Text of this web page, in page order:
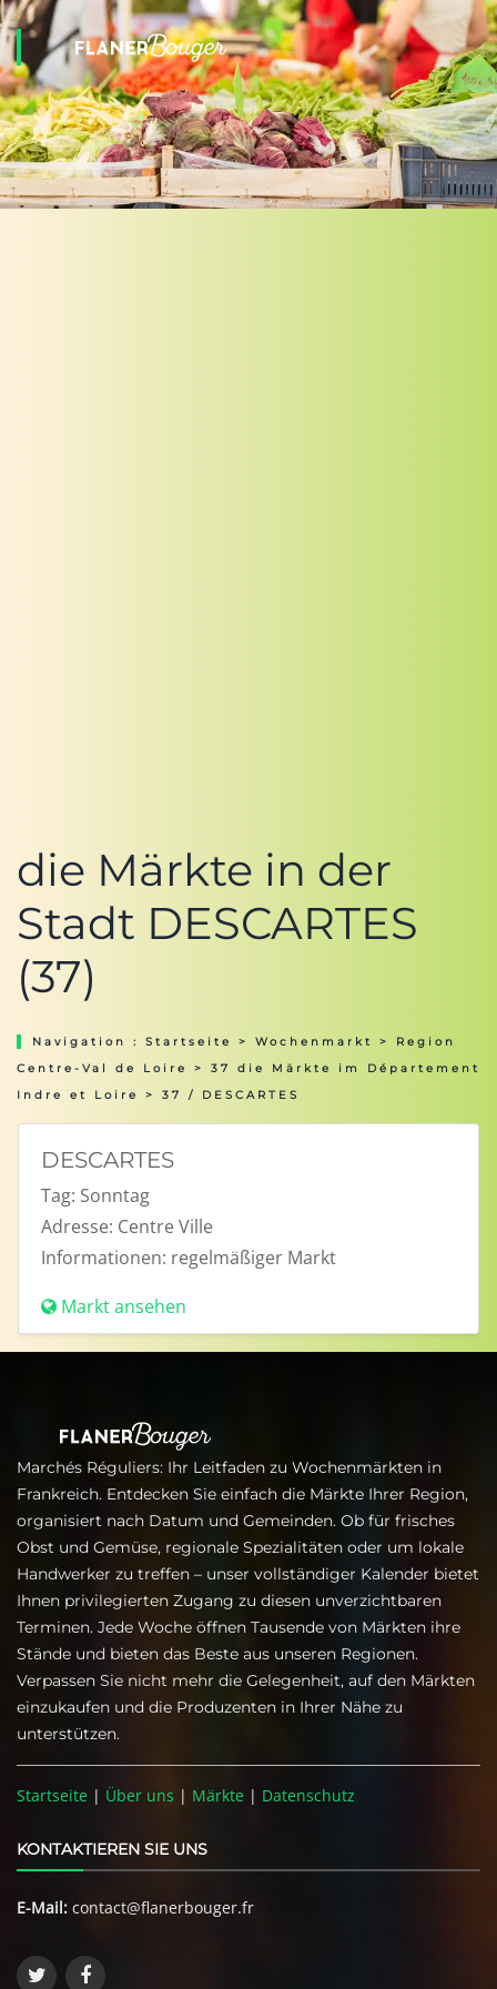
die Märkte in der
Stadt DESCARTES
(37)
Navigation : Startseite > Wochenmarkt > Region
Centre-Val de Loire
> 37 die Märkte im Département
Indre et Loire
> 37 / DESCARTES
DESCARTES
Tag: Sonntag
Adresse: Centre Ville
Informationen: regelmäßiger Markt
Markt ansehen
Marchés Réguliers: Ihr Leitfaden zu Wochenmärkten in
Frankreich. Entdecken Sie einfach die Märkte Ihrer Region,
organisiert nach Datum und Gemeinden. Ob für frisches
Obst und Gemüse, regionale Spezialitäten oder um lokale
Handwerker zu treffen – unser vollständiger Kalender bietet
Ihnen privilegierten Zugang zu diesen unverzichtbaren
Terminen. Jede Woche öffnen Tausende von Märkten ihre
Stände und bieten das Beste aus unseren Regionen.
Verpassen Sie nicht mehr die Gelegenheit, auf den Märkten
einzukaufen und die Produzenten in Ihrer Nähe zu
unterstützen.
Startseite | Über uns | Märkte | Datenschutz
KONTAKTIEREN SIE UNS
E-Mail: contact@flanerbouger.fr